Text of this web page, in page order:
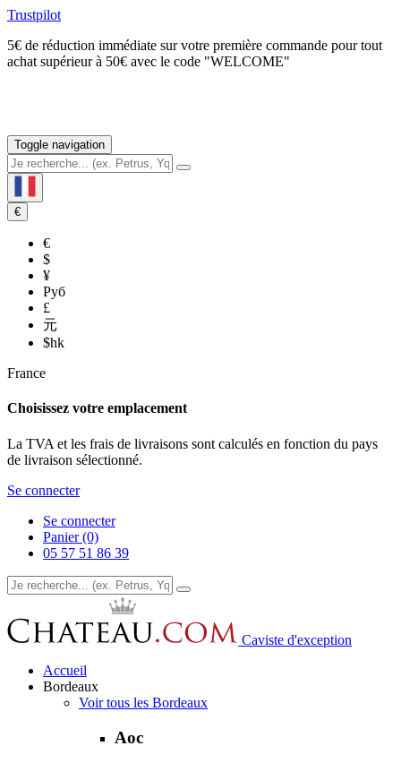
Trustpilot
5€ de réduction immédiate sur votre première commande pour tout
achat supérieur à 50€ avec le code "WELCOME"
Toggle navigation
€
€
$
¥
Руб
£
元
$hk
France
Choisissez votre emplacement
La TVA et les frais de livraisons sont calculés en fonction du pays
de livraison sélectionné.
Se connecter
Se connecter
Panier (0)
05 57 51 86 39
Caviste d'exception
Accueil
Bordeaux
Voir tous les Bordeaux
Aoc